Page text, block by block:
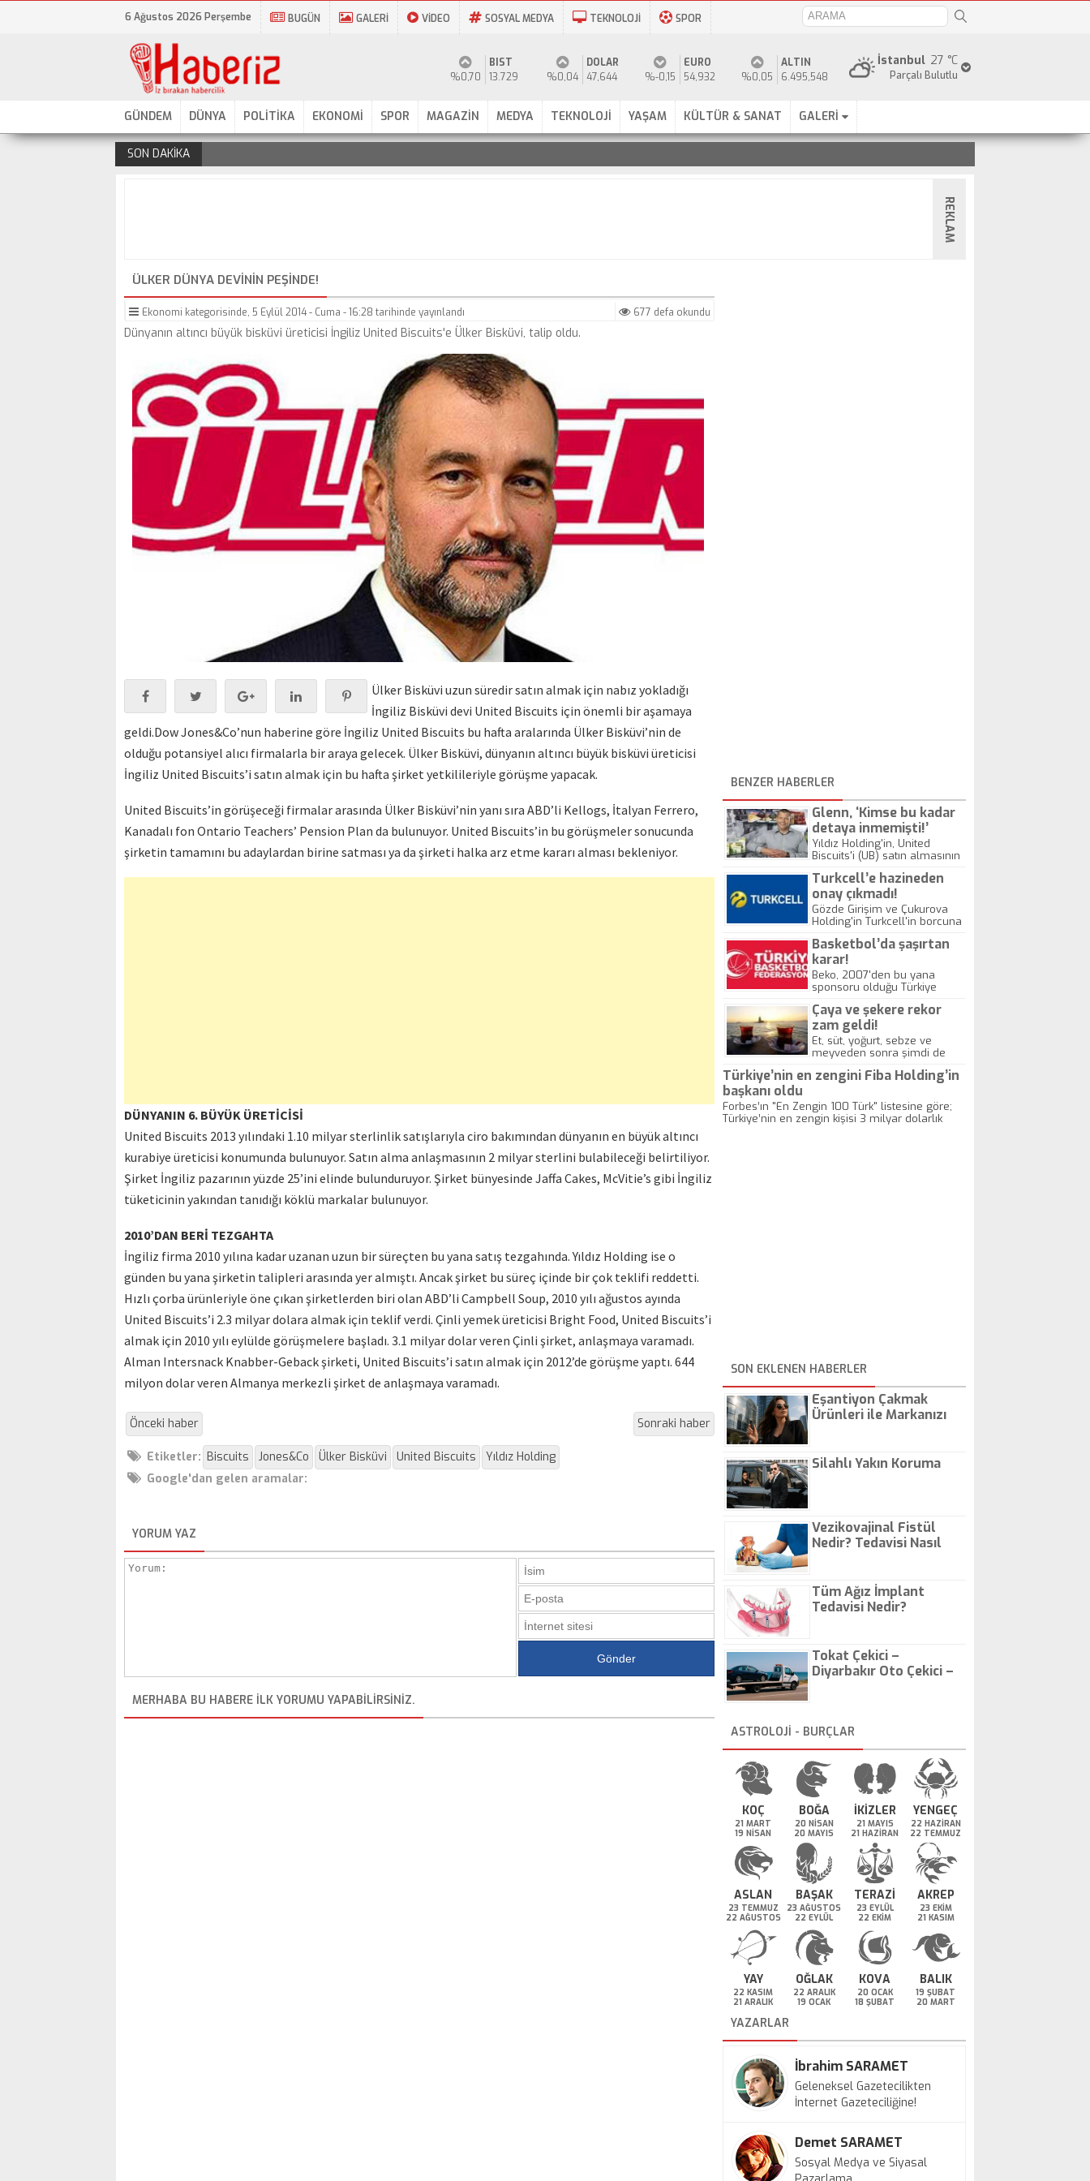
6 Ağustos 2026 Perşembe BUGÜN GALERİ VİDEO SOSYAL MEDYA TEKNOLOJİ SPOR
27 °C
İstanbul
Parçalı Bulutlu
%0,70
BIST
13.729
%0,04
DOLAR
47,644
%-0,15
EURO
54,932
%0,05
ALTIN
6.495,548
GÜNDEM DÜNYA POLİTİKA EKONOMİ SPOR MAGAZİN MEDYA TEKNOLOJİ YAŞAM KÜLTÜR & SANAT GALERİ
SON DAKİKA
REKLAM
ÜLKER DÜNYA DEVININ PEŞINDE!
677 defa okundu
Ekonomi kategorisinde, 5 Eylül 2014 - Cuma - 16:28 tarihinde yayınlandı
Dünyanın altıncı büyük bisküvi üreticisi İngiliz United Biscuits'e Ülker Bisküvi, talip oldu.
Ülker Bisküvi uzun süredir satın almak için nabız yokladığı
İngiliz Bisküvi devi United Biscuits için önemli bir aşamaya
geldi.Dow Jones&Co’nun haberine göre İngiliz United Biscuits bu hafta aralarında Ülker Bisküvi’nin de
olduğu potansiyel alıcı firmalarla bir araya gelecek. Ülker Bisküvi, dünyanın altıncı büyük bisküvi üreticisi
İngiliz United Biscuits’i satın almak için bu hafta şirket yetkilileriyle görüşme yapacak.
United Biscuits’in görüşeceği firmalar arasında Ülker Bisküvi’nin yanı sıra ABD’li Kellogs, İtalyan Ferrero,
Kanadalı fon Ontario Teachers’ Pension Plan da bulunuyor. United Biscuits’in bu görüşmeler sonucunda
şirketin tamamını bu adaylardan birine satması ya da şirketi halka arz etme kararı alması bekleniyor.
DÜNYANIN 6. BÜYÜK ÜRETİCİSİ
United Biscuits 2013 yılındaki 1.10 milyar sterlinlik satışlarıyla ciro bakımından dünyanın en büyük altıncı
kurabiye üreticisi konumunda bulunuyor. Satın alma anlaşmasının 2 milyar sterlini bulabileceği belirtiliyor.
Şirket İngiliz pazarının yüzde 25’ini elinde bulunduruyor. Şirket bünyesinde Jaffa Cakes, McVitie’s gibi İngiliz
tüketicinin yakından tanıdığı köklü markalar bulunuyor.
2010’DAN BERİ TEZGAHTA
İngiliz firma 2010 yılına kadar uzanan uzun bir süreçten bu yana satış tezgahında. Yıldız Holding ise o
günden bu yana şirketin talipleri arasında yer almıştı. Ancak şirket bu süreç içinde bir çok teklifi reddetti.
Hızlı çorba ürünleriyle öne çıkan şirketlerden biri olan ABD’li Campbell Soup, 2010 yılı ağustos ayında
United Biscuits’i 2.3 milyar dolara almak için teklif verdi. Çinli yemek üreticisi Bright Food, United Biscuits’i
almak için 2010 yılı eylülde görüşmelere başladı. 3.1 milyar dolar veren Çinli şirket, anlaşmaya varamadı.
Alman Intersnack Knabber-Geback şirketi, United Biscuits’i satın almak için 2012’de görüşme yaptı. 644
milyon dolar veren Almanya merkezli şirket de anlaşmaya varamadı.
Önceki haber Sonraki haber
Etiketler: Biscuits Jones&Co Ülker Bisküvi United Biscuits
Yıldız Holding
Google'dan gelen aramalar:
YORUM YAZ
MERHABA BU HABERE ILK YORUMU YAPABILIRSINIZ.
BENZER HABERLER
Glenn, ‘Kimse bu kadar
detaya inmemişti!’
Yıldız Holding'in, United
Biscuits'i (UB) satın almasının
Glenn detayları açıkladı. Glenn
Murat Ülker için "Nasıl üretim
yapıldığını görmek için bütün
fabrikalarımıza gitti. Kimse
daha önce bu kadar detaya
inmemişti" dedi.
Turkcell’e hazineden
onay çıkmadı!
Gözde Girişim ve Çukurova
Holding'in Turkcell'in borcuna
yapılan anlaşmaya
Hazine'den onay çıkmadı.
Basketbol’da şaşırtan
karar!
Beko, 2007'den bu yana
sponsoru olduğu Türkiye
kararı aldı.
Çaya ve şekere rekor
zam geldi!
Et, süt, yoğurt, sebze ve
meyveden sonra şimdi de
zam geldi. Geçen yıl
liradan satılan toz şekerin
fiyatı 4 liraya dayandı. Çayın
kilosu ise 12 liradan 15 liraya
Türkiye’nin en zengini Fiba Holding’in
başkanı oldu
Forbes’ın "En Zengin 100 Türk" listesine göre;
Türkiye’nin en zengin kişisi 3 milyar dolarlık
SON EKLENEN HABERLER
Eşantiyon Çakmak
Ürünleri ile Markanızı
Silahlı Yakın Koruma
Vezikovajinal Fistül
Nedir? Tedavisi Nasıl
Tüm Ağız İmplant
Tedavisi Nedir?
Tokat Çekici –
Diyarbakır Oto Çekici –
ASTROLOJİ - BURÇLAR
KOÇ
21 MART
19 NİSAN
BOĞA
20 NİSAN
20 MAYIS
İKİZLER
21 MAYIS
21 HAZİRAN
YENGEÇ
22 HAZİRAN
22 TEMMUZ
ASLAN
23 TEMMUZ
22 AĞUSTOS
BAŞAK
23 AĞUSTOS
22 EYLÜL
TERAZİ
23 EYLÜL
22 EKİM
AKREP
23 EKİM
21 KASIM
YAY
22 KASIM
21 ARALIK
OĞLAK
22 ARALIK
19 OCAK
KOVA
20 OCAK
18 ŞUBAT
BALIK
19 ŞUBAT
20 MART
YAZARLAR
İbrahim SARAMET
Geleneksel Gazetecilikten
İnternet Gazeteciliğine!
Demet SARAMET
Sosyal Medya ve Siyasal